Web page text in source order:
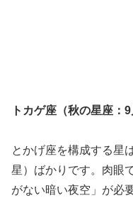
トカゲ座（秋の星座：9
とかげ座を構成する星
星）ばかりです。肉眼
がない暗い夜空」が必